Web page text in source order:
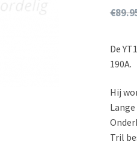
€
De
190A.
Hij
Tril